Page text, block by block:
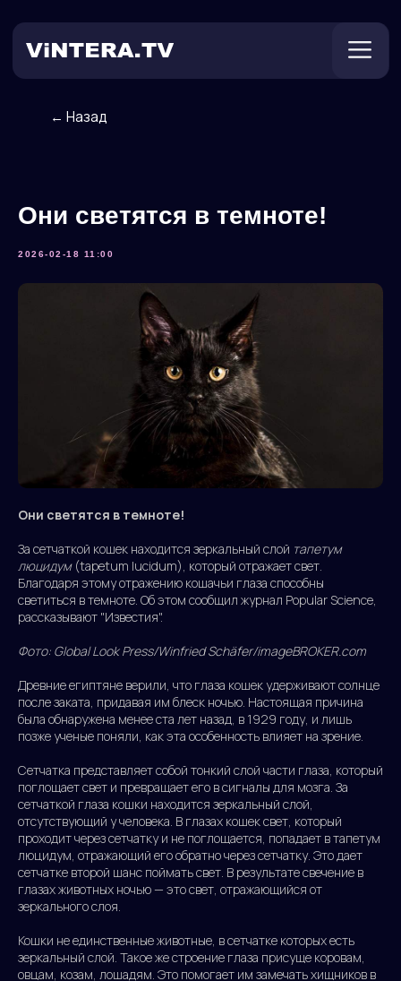
← Назад
Они светятся в темноте!
2026-02-18 11:00
Они светятся в темноте!
За сетчаткой кошек находится зеркальный слой тапетум
люцидум(tapetum lucidum), который отражает свет.
Благодаря этому отражению кошачьи глаза способны
светиться в темноте. Об этом сообщил журнал Popular Science,
рассказывают "Известия".
Фото: Global Look Press/Winfried Schäfer/imageBROKER.com
Древние египтяне верили, что глаза кошек удерживают солнце
после заката, придавая им блеск ночью. Настоящая причина
была обнаружена менее ста лет назад, в 1929 году, и лишь
позже ученые поняли, как эта особенность влияет на зрение.
Сетчатка представляет собой тонкий слой части глаза, который
поглощает свет и превращает его в сигналы для мозга. За
сетчаткой глаза кошки находится зеркальный слой,
отсутствующий у человека. В глазах кошек свет, который
проходит через сетчатку и не поглощается, попадает в тапетум
люцидум, отражающий его обратно через сетчатку. Это дает
сетчатке второй шанс поймать свет. В результате свечение в
глазах животных ночью — это свет, отражающийся от
зеркального слоя.
Кошки не единственные животные, в сетчатке которых есть
зеркальный слой. Такое же строение глаза присуще коровам,
овцам, козам, лошадям. Это помогает им замечать хищников в